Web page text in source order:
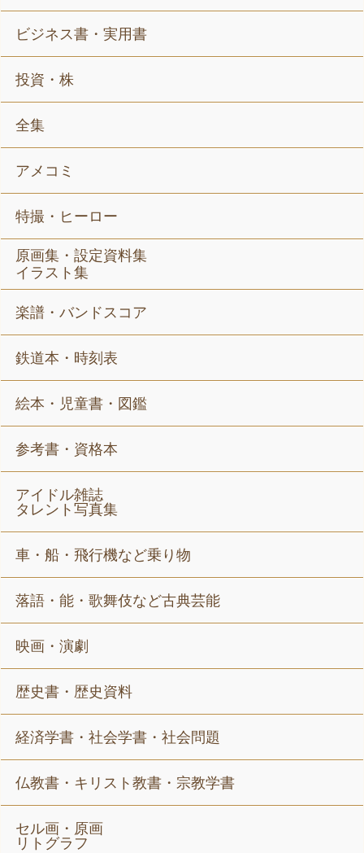
ビジネス書・実用書
投資・株
全集
アメコミ
特撮・ヒーロー
原画集・設定資料集
イラスト集
楽譜・バンドスコア
鉄道本・時刻表
絵本・児童書・図鑑
参考書・資格本
アイドル雑誌
タレント写真集
車・船・飛行機など乗り物
落語・能・歌舞伎など古典芸能
映画・演劇
歴史書・歴史資料
経済学書・社会学書・社会問題
仏教書・キリスト教書・宗教学書
セル画・原画
リトグラフ